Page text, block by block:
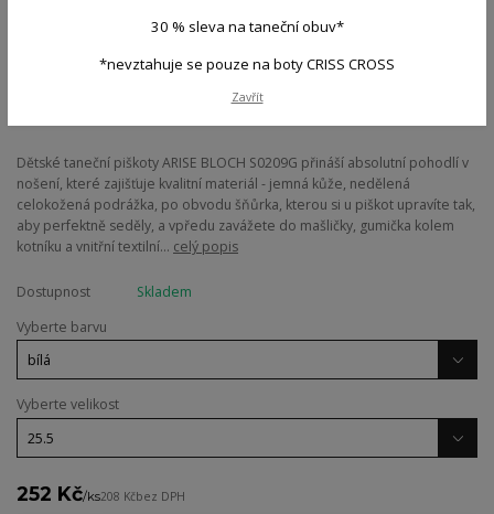
Dětské taneční piškoty ARISE BLOCH S0209G přináší absolutní pohodlí v
nošení, které zajišťuje kvalitní materiál - jemná kůže, nedělená
celokožená podrážka, po obvodu šňůrka, kterou si u piškot upravíte tak,
aby perfektně seděly, a vpředu zavážete do mašličky, gumička kolem
kotníku a vnitřní textilní... celý popis
Dostupnost
Skladem
Vyberte barvu
Vyberte velikost
252 Kč/ks208 Kčbez DPH
30 % sleva na taneční obuv*
*nevztahuje se pouze na boty CRISS CROSS
Zavřít